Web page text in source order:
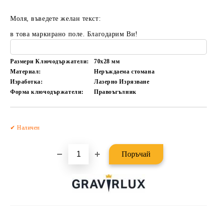
Моля, въведете желан текст:
в това маркирано поле. Благодарим Ви!
Размери Ключодържатели: 70x28мм
Материал:
Неръждаема стомана
Изработка:
Лазерно Изрязване
Форма ключодържатели:
Правоъгълник
✔ Наличен